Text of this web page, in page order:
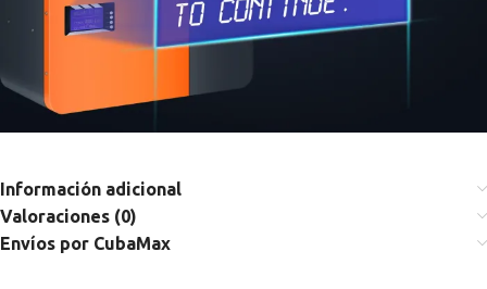
Información adicional
Valoraciones (0)
Envíos por CubaMax